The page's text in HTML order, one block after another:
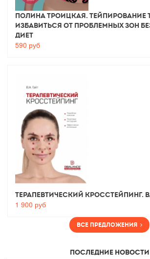
Полина Троицкая. Тейпирование
избавиться от проблемных зон
диет
590 руб
Терапевтический Кросстейпинг.
1 900 руб
Все предложения
Последние новости